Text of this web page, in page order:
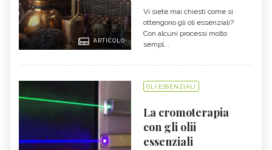
ARTICOLO
Vi siete mai chiesti come si
ottengono gli oli essenziali?
Con alcuni processi molto
sempl...
OLI ESSENZIALI
La cromoterapia
con gli olii
essenziali